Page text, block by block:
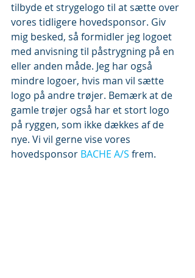
tilbyde et strygelogo til at sætte over
vores tidligere hovedsponsor. Giv
mig besked, så formidler jeg logoet
med anvisning til påstrygning på en
eller anden måde. Jeg har også
mindre logoer, hvis man vil sætte
logo på andre trøjer. Bemærk at de
gamle trøjer også har et stort logo
på ryggen, som ikke dækkes af de
nye. Vi vil gerne vise vores
hovedsponsor BACHE A/S frem.